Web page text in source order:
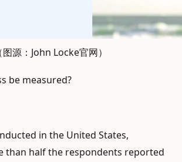
（图源：John Locke官网）
be measured?
in the United States,
than half the respondents reported